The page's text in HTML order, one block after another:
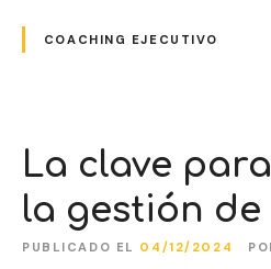
COACHING EJECUTIVO
La clave
la gestión
PUBLICADO EL 04/12/2024